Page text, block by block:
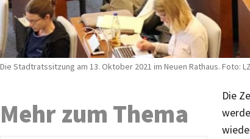
Die Stadtratssitzung am 13. Oktober 2021 im Neuen Rathaus. Foto: LZ
Die
Mehr zum Thema